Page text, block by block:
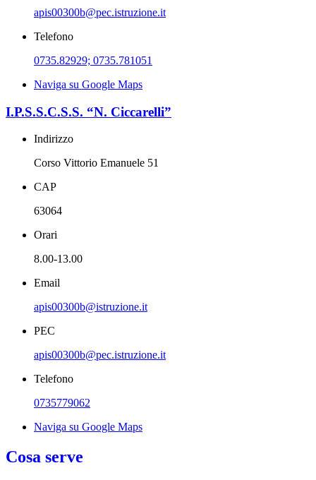
apis00300b@pec.istruzione.it
Telefono
0735.82929; 0735.781051
Naviga su Google Maps
I.P.S.S.C.S.S. “N. Ciccarelli”
Indirizzo
Corso Vittorio Emanuele 51
CAP
63064
Orari
8.00-13.00
Email
apis00300b@istruzione.it
PEC
apis00300b@pec.istruzione.it
Telefono
0735779062
Naviga su Google Maps
Cosa serve